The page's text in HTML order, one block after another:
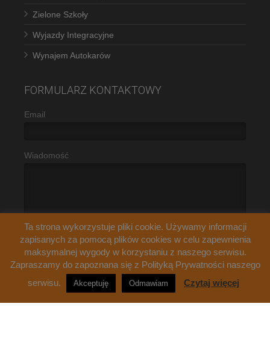
Zielone Szkoły
Wyjazdy Integracyjne
Wynajem Autokarów
FORMULARZ KONTAKTOWY
Email
Wiadomość
Ta strona wykorzystuje pliki cookie. Używamy informacji
zapisanych za pomocą plików cookies w celu zapewnienia
maksymalnej wygody w korzystaniu z naszego serwisu.
Zapraszamy do zapoznana się z Polityką Prywatności naszego
serwisu.
Akceptuję Odmawiam Czytaj więcej